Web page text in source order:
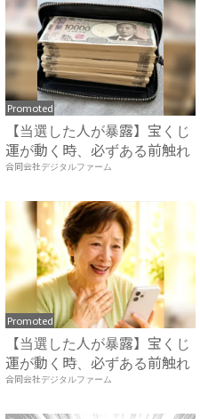
Promoted
【当選した人が暴露】宝くじ
運が動く時、必ずある前触れ
合同会社デジタルファーム
Promoted
【当選した人が暴露】宝くじ
運が動く時、必ずある前触れ
合同会社デジタルファーム